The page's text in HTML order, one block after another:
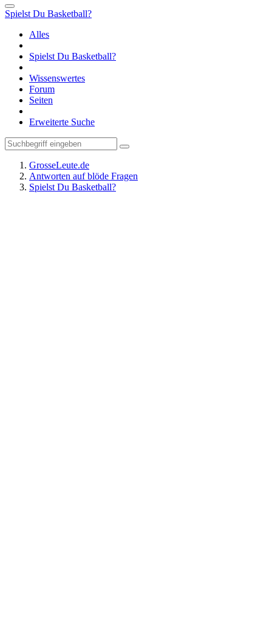
Spielst Du Basketball?
Alles
Spielst Du Basketball?
Wissenswertes
Forum
Seiten
Erweiterte Suche
GrosseLeute.de
Antworten auf blöde Fragen
Spielst Du Basketball?